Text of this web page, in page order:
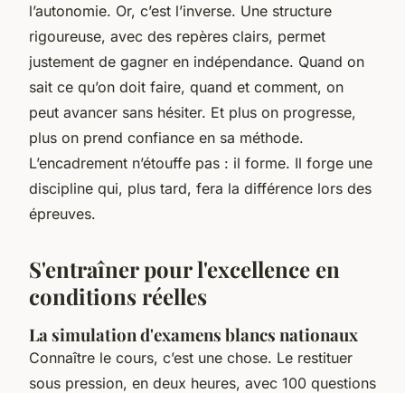
l’autonomie. Or, c’est l’inverse. Une structure
rigoureuse, avec des repères clairs, permet
justement de gagner en indépendance. Quand on
sait ce qu’on doit faire, quand et comment, on
peut avancer sans hésiter. Et plus on progresse,
plus on prend confiance en sa méthode.
L’encadrement n’étouffe pas : il forme. Il forge une
discipline qui, plus tard, fera la différence lors des
épreuves.
S'entraîner pour l'excellence en
conditions réelles
La simulation d'examens blancs nationaux
Connaître le cours, c’est une chose. Le restituer
sous pression, en deux heures, avec 100 questions